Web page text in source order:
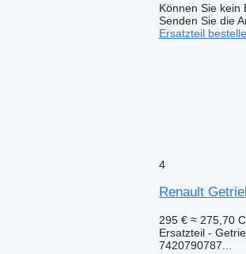
Können Sie kein
Senden Sie die
Ersatzteil
4
Renault
295 € ≈ 275,70
Ersatzteil -
7420790787...